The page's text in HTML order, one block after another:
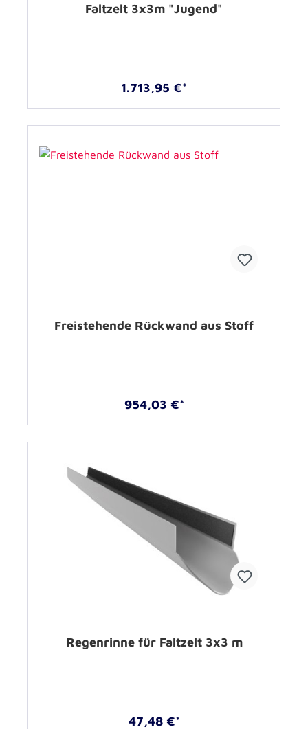
Faltzelt 3x3m "Jugend"
1.713,95 €*
Freistehende Rückwand aus Stoff
954,03 €*
Regenrinne für Faltzelt 3x3 m
47,48 €*